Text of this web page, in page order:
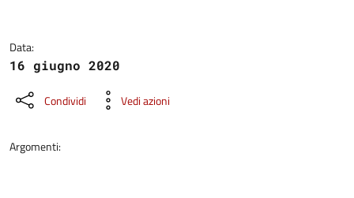
Data:
16 giugno 2020
Condividi Vedi azioni
Argomenti: